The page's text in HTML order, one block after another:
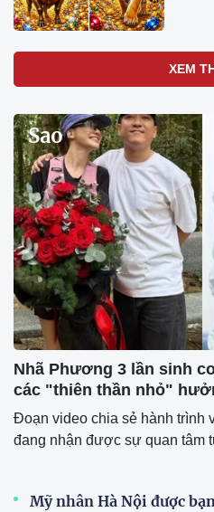
XEM
Sao
Nhã Phương 3 lần sinh
các "thiên thần nhỏ"
Đoạn video chia sẻ hành trình
đang nhận được sự quan tâm
Mỹ nhân Hà Nội được